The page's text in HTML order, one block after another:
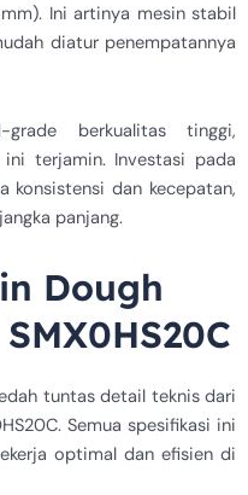
Ini artinya mesin stabil
diatur penempatannya
berkualitas tinggi,
terjamin. Investasi pada
konsistensi dan kecepatan,
panjang.
Dough
tuntas detail teknis dari
Semua spesifikasi ini
optimal dan efisien di